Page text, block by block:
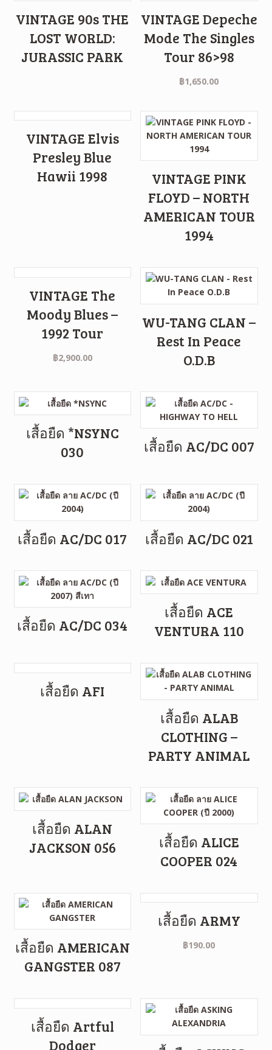
VINTAGE 90s THE
LOST WORLD:
JURASSIC PARK
VINTAGE Depeche
Mode The Singles
Tour 86>98
฿1,650.00
VINTAGE Elvis
Presley Blue
Hawii 1998
VINTAGE PINK
FLOYD – NORTH
AMERICAN TOUR
1994
VINTAGE The
Moody Blues –
1992 Tour
฿2,900.00
WU-TANG CLAN –
Rest In Peace
O.D.B
เสื้อยืด *NSYNC
030
เสื้อยืด AC/DC 007
เสื้อยืด AC/DC 017 เสื้อยืด AC/DC 021
เสื้อยืด AC/DC 034
เสื้อยืด ACE
VENTURA 110
เสื้อยืด AFI
เสื้อยืด ALAB
CLOTHING –
PARTY ANIMAL
เสื้อยืด ALAN
JACKSON 056
เสื้อยืด ALICE
COOPER 024
เสื้อยืด AMERICAN
GANGSTER 087
เสื้อยืด ARMY
฿190.00
เสื้อยืด Artful
Dodger